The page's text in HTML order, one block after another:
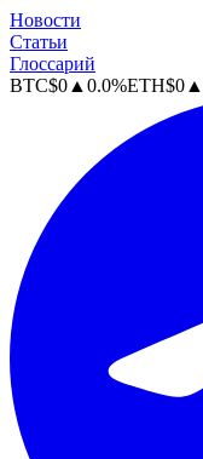
Новости
Статьи
Глоссарий
BTC$0 ▲ 0.0%ETH$0 ▲